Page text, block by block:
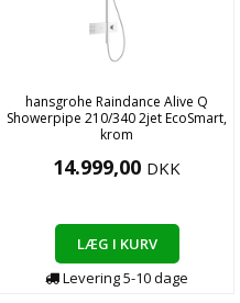
hansgrohe Raindance Alive Q
Showerpipe 210/340 2jet EcoSmart,
krom
14.999,00 DKK
LÆG I KURV
Levering5-10dage